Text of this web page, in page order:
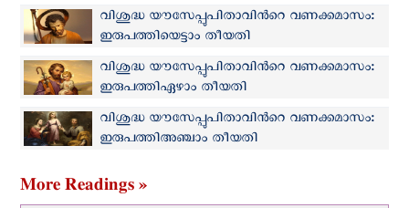
വിശുദ്ധ യൗസേപ്പുപിതാവിന്‍റെ വണക്കമാസം:
ഇരുപത്തിയെട്ടാം തീയതി
വിശുദ്ധ യൗസേപ്പുപിതാവിന്‍റെ വണക്കമാസം:
ഇരുപത്തിഏഴാം തീയതി
വിശുദ്ധ യൗസേപ്പുപിതാവിന്‍റെ വണക്കമാസം:
ഇരുപത്തിഅഞ്ചാം തീയതി
More Readings »